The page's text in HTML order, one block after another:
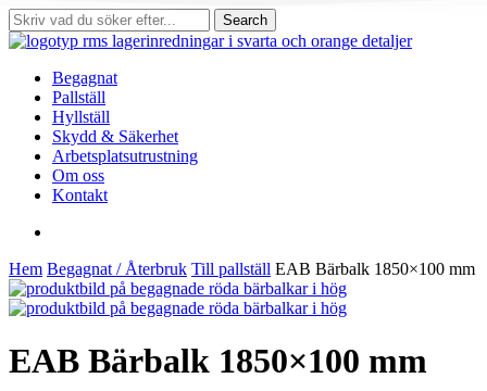
Skip
to
main
content
Search
Close
search
Menu
Begagnat
Pallställ
Hyllställ
Skydd & Säkerhet
Arbetsplatsutrustning
Om oss
Kontakt
Hem Begagnat / Återbruk Till pallställ EAB Bärbalk 1850×100 mm
EAB Bärbalk 1850×100 mm